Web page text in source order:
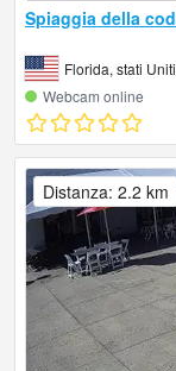
Spiaggia della
Florida, stati Uniti
Webcam online
Distanza: 2.2 km